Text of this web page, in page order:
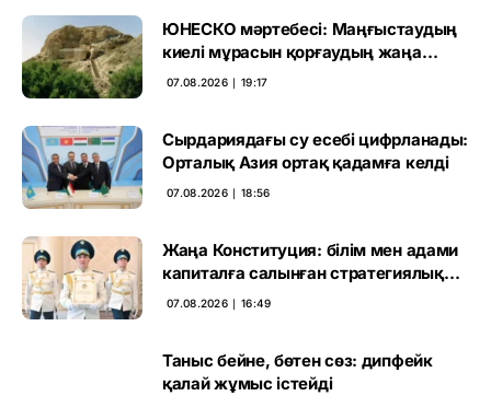
ЮНЕСКО мәртебесі: Маңғыстаудың
киелі мұрасын қорғаудың жаңа
кезеңі басталды
07.08.2026 ∣ 19:17
Сырдариядағы су есебі цифрланады:
Орталық Азия ортақ қадамға келді
07.08.2026 ∣ 18:56
Жаңа Конституция: білім мен адами
капиталға салынған стратегиялық
негіз
07.08.2026 ∣ 16:49
Таныс бейне, бөтен сөз: дипфейк
қалай жұмыс істейді